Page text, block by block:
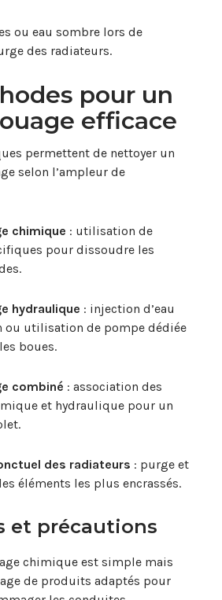
ou eau sombre lors de
des radiateurs.
pour un
efficace
permettent de nettoyer un
selon l’ampleur de
chimique : utilisation de
pour dissoudre les
hydraulique : injection d’eau
ou utilisation de pompe dédiée
boues.
combiné : association des
et hydraulique pour un
des radiateurs : purge et
éléments les plus encrassés.
et précautions
chimique est simple mais
de produits adaptés pour